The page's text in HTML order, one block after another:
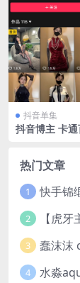
抖音单集
抖音博主 卡
热门文章
1 快手锦
2
3 蠢沫沫
4 水淼